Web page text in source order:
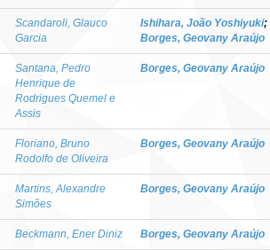
Scandaroli, Glauco
Garcia
Ishihara, João Yoshiyuki;
Borges, Geovany Araújo
Santana, Pedro
Henrique de
Rodrigues Quemel e
Assis
Borges, Geovany Araújo
Floriano, Bruno
Rodolfo de Oliveira
Borges, Geovany Araújo
Martins, Alexandre
Simões
Borges, Geovany Araújo
Beckmann, Ener Diniz Borges, Geovany Araújo